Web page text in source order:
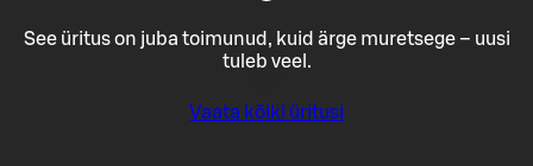
See üritus on juba toimunud, kuid ärge muretsege – uusi
tuleb veel.
Vaata kõiki üritusi